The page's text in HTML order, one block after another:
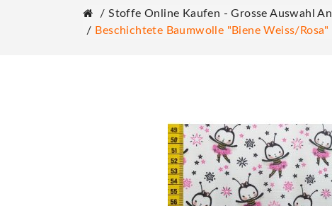
Stoffe Online Kaufen - Grosse Auswahl
Beschichtete Baumwolle "Biene Weiss/rosa"